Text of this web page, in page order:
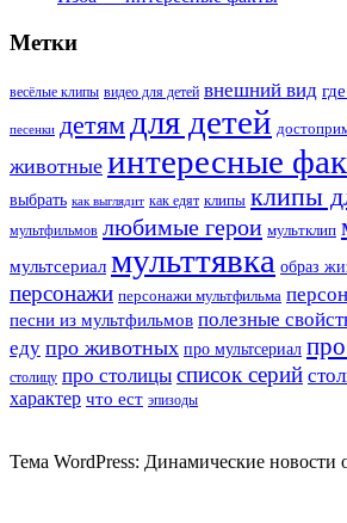
Метки
весёлые клипы видео для детей внешний вид
песенки детям для детей
животные интересные
выбрать как выглядит как едят клипы клипы
мультфильмов любимые герои мультклип
мультсериал мульттявка образ
персонажи персонажи мультфильма
песни из мультфильмов полезные
еду про животных про мультсериал
столицу про столицы список серий
характер что ест эпизоды
Тема WordPress: Динамические новости